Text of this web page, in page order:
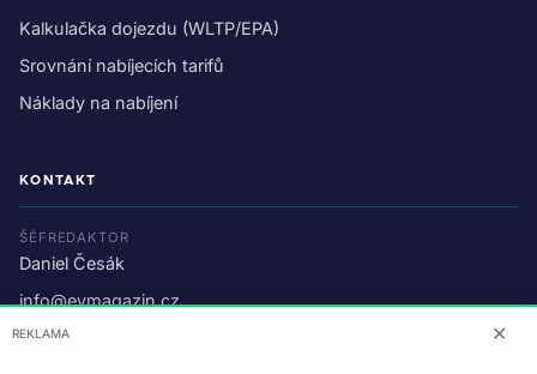
Kalkulačka dojezdu (WLTP/EPA)
Srovnání nabíjecích tarifů
Náklady na nabíjení
KONTAKT
ŠÉFREDAKTOR
Daniel Česák
info@evmagazin.cz
O nás
REKLAMA ✕